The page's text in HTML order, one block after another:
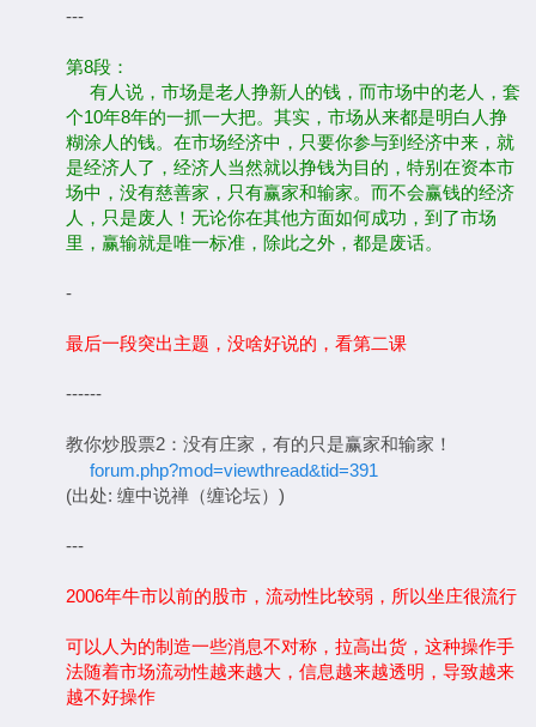
---
第8段：
有人说，市场是老人挣新人的钱，而市场中的老人，套
个10年8年的一抓一大把。其实，市场从来都是明白人挣
糊涂人的钱。在市场经济中，只要你参与到经济中来，就
是经济人了，经济人当然就以挣钱为目的，特别在资本市
场中，没有慈善家，只有赢家和输家。而不会赢钱的经济
人，只是废人！无论你在其他方面如何成功，到了市场
里，赢输就是唯一标准，除此之外，都是废话。
-
最后一段突出主题，没啥好说的，看第二课
------
教你炒股票2：没有庄家，有的只是赢家和输家！
forum.php?mod=viewthread&tid=391
(出处: 缠中说禅（缠论坛）)
---
2006年牛市以前的股市，流动性比较弱，所以坐庄很流行
可以人为的制造一些消息不对称，拉高出货，这种操作手
法随着市场流动性越来越大，信息越来越透明，导致越来
越不好操作